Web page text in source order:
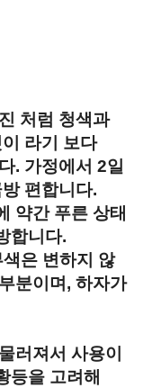
처럼 청색과
라기 보다
. 가정에서 2일
편합니다.
약간 푸른 상태
합니다.
은 변하지 않
분이며, 하자가
러져서 사용이
등을 고려해